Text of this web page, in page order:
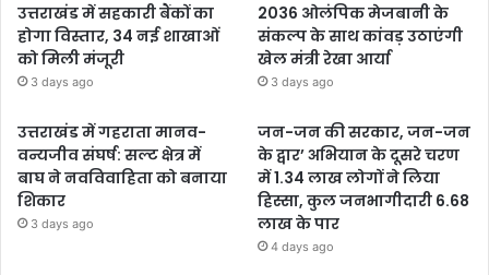
उत्तराखंड में सहकारी बैंकों का
होगा विस्तार, 34 नई शाखाओं
को मिली मंजूरी
3 days ago
2036 ओलंपिक मेजबानी के
संकल्प के साथ कांवड़ उठाएंगी
खेल मंत्री रेखा आर्या
3 days ago
उत्तराखंड में गहराता मानव-
वन्यजीव संघर्ष: सल्ट क्षेत्र में
बाघ ने नवविवाहिता को बनाया
शिकार
3 days ago
जन-जन की सरकार, जन-जन
के द्वार’ अभियान के दूसरे चरण
में 1.34 लाख लोगों ने लिया
हिस्सा, कुल जनभागीदारी 6.68
लाख के पार
4 days ago